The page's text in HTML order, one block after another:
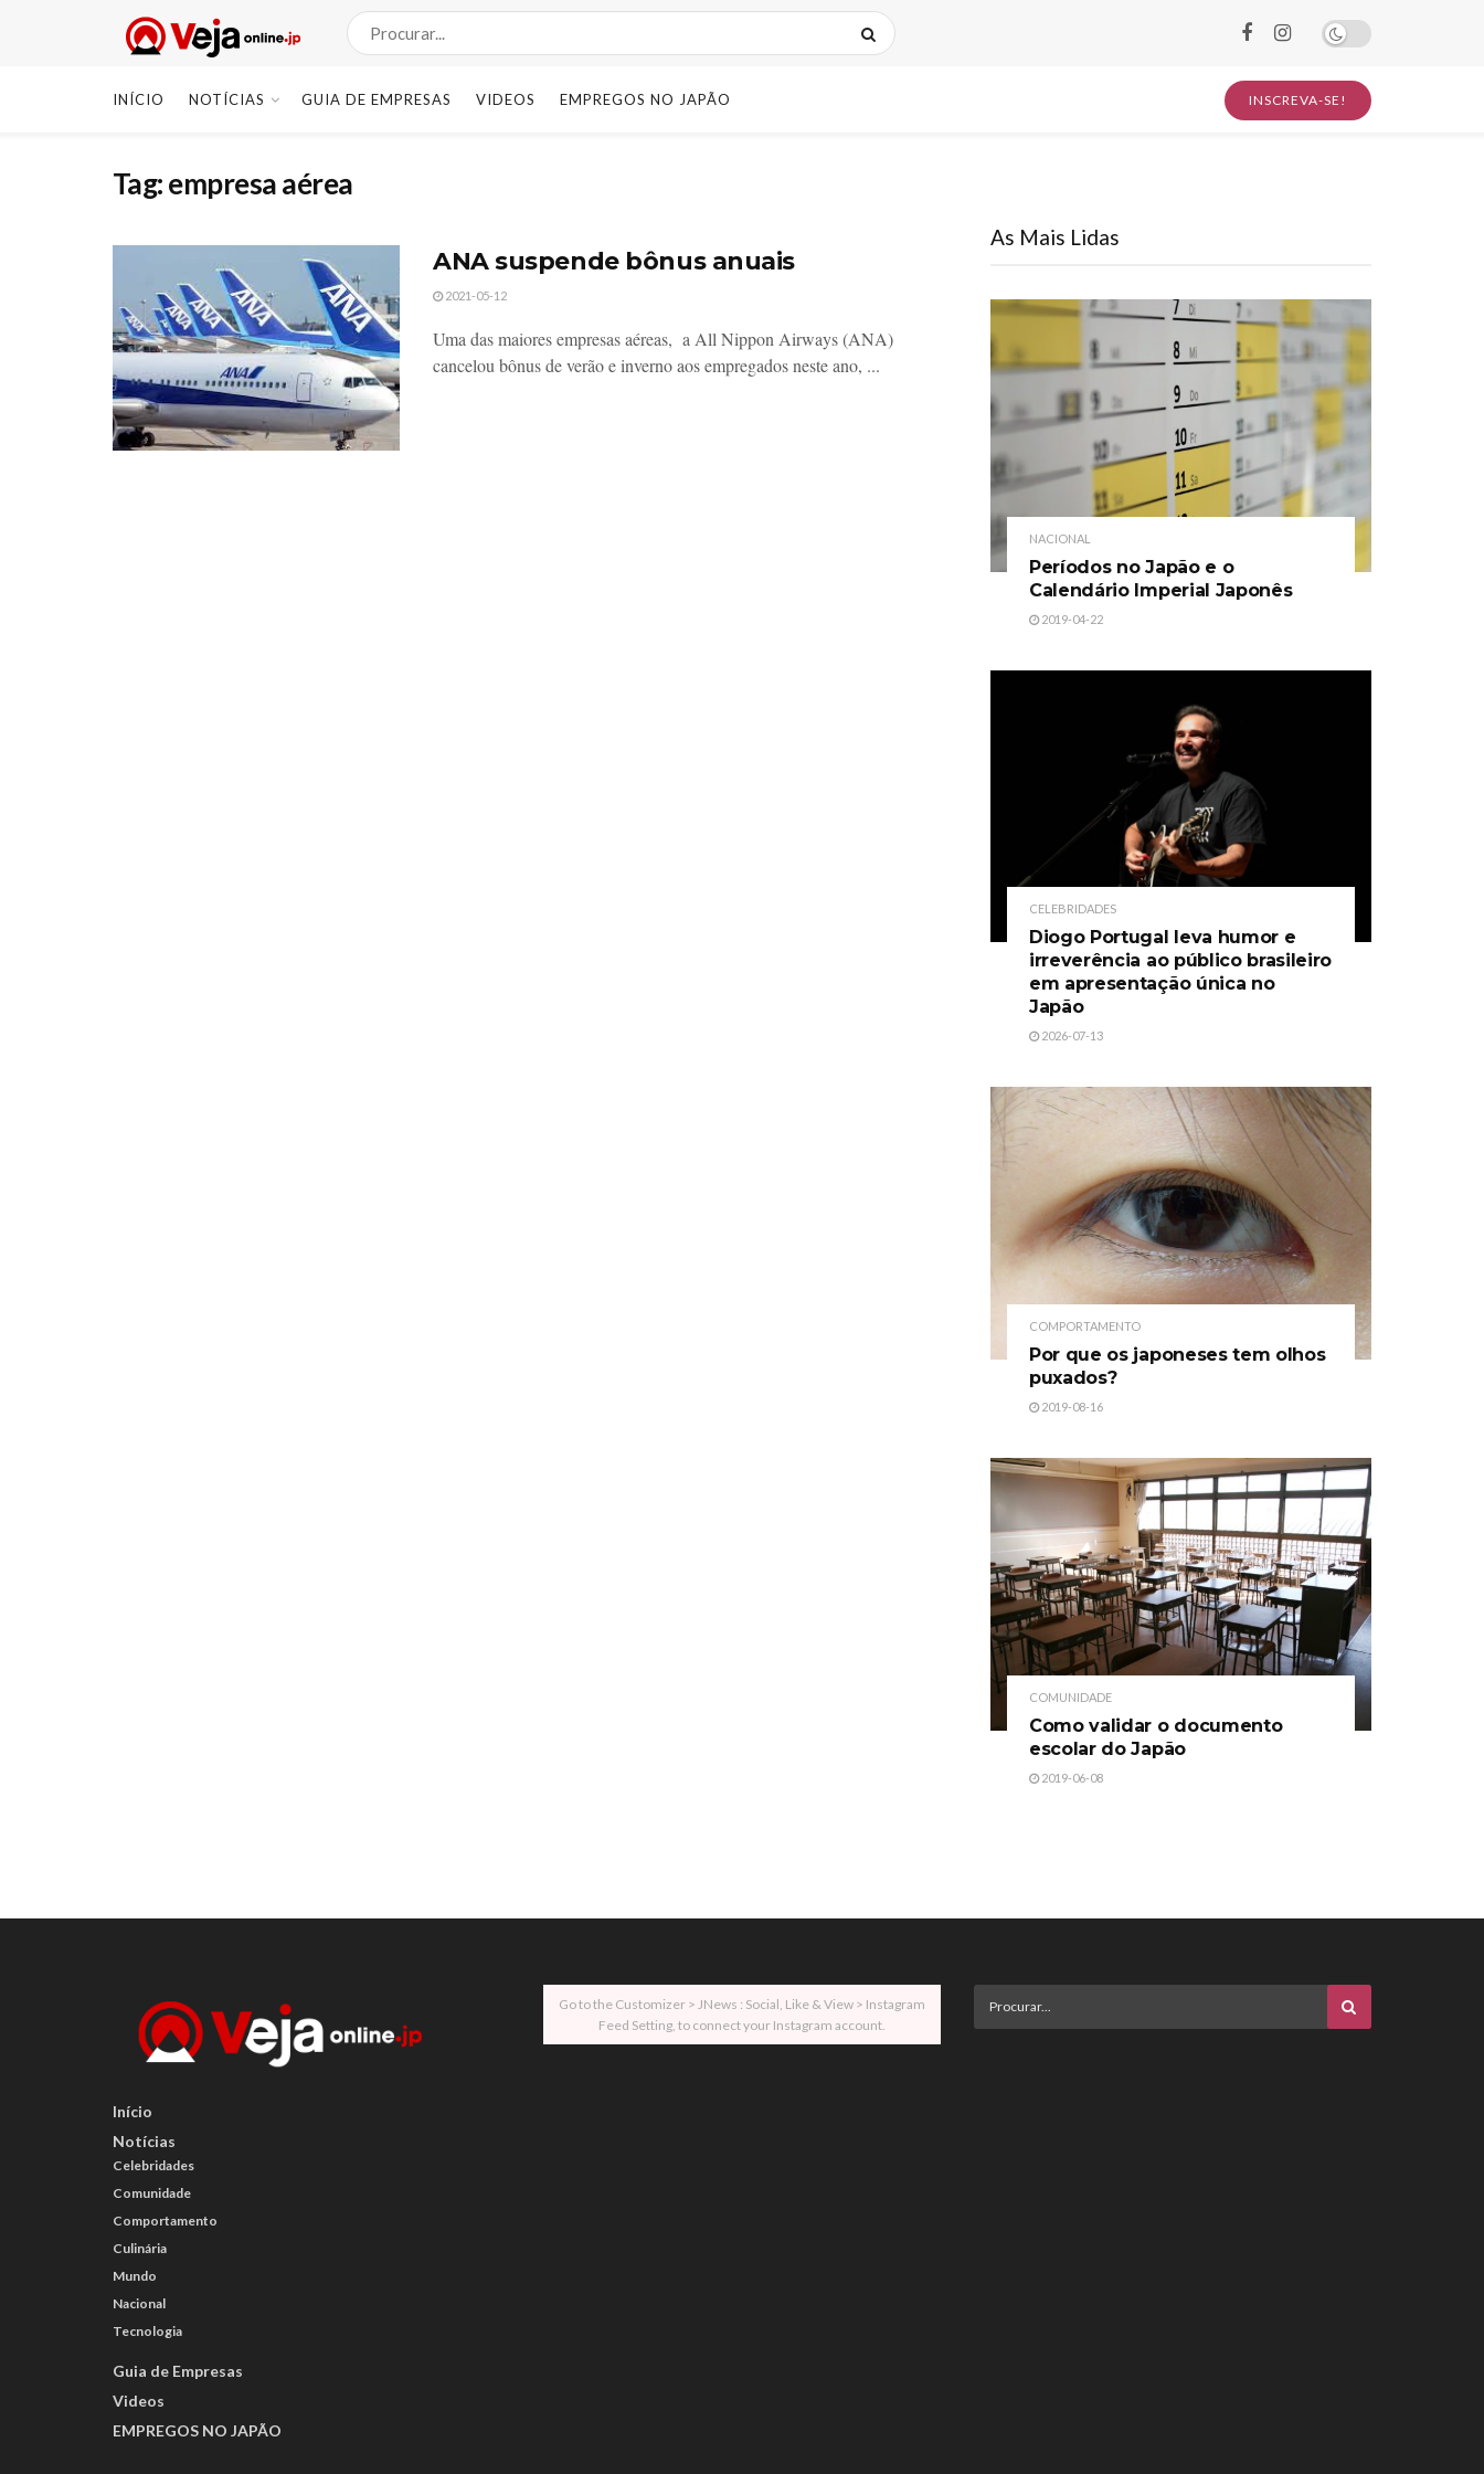
INÍCIO NOTÍCIAS GUIA DE EMPRESAS VIDEOS EMPREGOS NO JAPÃO INSCREVA-SE!
Tag:empresa aérea
ANA suspende bônus anuais
2021-05-12
Uma das maiores empresas aéreas, a All Nippon Airways (ANA)
cancelou bônus de verão e inverno aos empregados neste ano, ...
As Mais Lidas
NACIONAL
Períodos no Japão e o
Calendário Imperial Japonês
2019-04-22
CELEBRIDADES
Diogo Portugal leva humor e
irreverência ao público brasileiro
em apresentação única no
Japão
2026-07-13
COMPORTAMENTO
Por que os japoneses tem olhos
puxados?
2019-08-16
COMUNIDADE
Como validar o documento
escolar do Japão
2019-06-08
Início
Notícias
Celebridades
Comunidade
Comportamento
Culinária
Mundo
Nacional
Tecnologia
Guia de Empresas
Videos
EMPREGOS NO JAPÃO
Go to the Customizer > JNews : Social, Like & View > Instagram
Feed Setting, to connect your Instagram account.